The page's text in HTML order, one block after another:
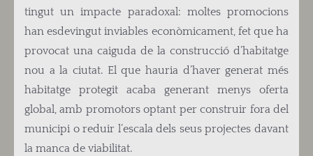
tingut un impacte paradoxal: moltes promocions
han esdevingut inviables econòmicament, fet que ha
provocat una caiguda de la construcció d’habitatge
nou a la ciutat. El que hauria d’haver generat més
habitatge protegit acaba generant menys oferta
global, amb promotors optant per construir fora del
municipi o reduir l’escala dels seus projectes davant
la manca de viabilitat.